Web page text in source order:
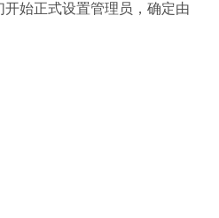
始正式设置管理员，确定由